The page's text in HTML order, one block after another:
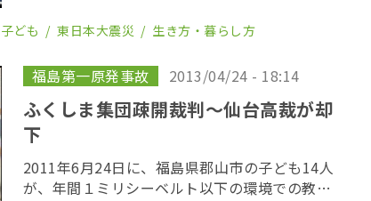
県二本松市でお寺と幼稚園の運営に携わる佐々
子ども 東日本大震災 生き方・暮らし方
福島第一原発事故 2013/04/24 - 18:14
ふくしま集団疎開裁判〜仙台高裁が却
下
2011年6月24日に、福島県郡山市の子ども14人
が、年間１ミリシーベルト以下の環境での教育